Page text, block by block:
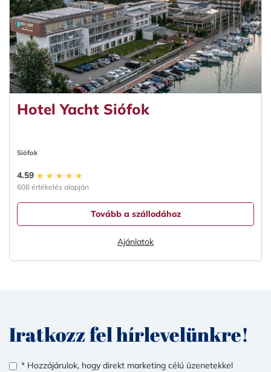
Hotel Yacht Siófok
Siófok
4.59
608 értékelés alapján
Tovább a szállodához
Ajánlatok
Iratkozz fel hírlevelünkre!
* Hozzájárulok, hogy direkt marketing célú üzenetekkel